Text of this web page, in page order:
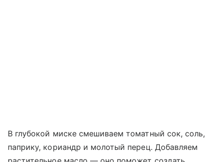
В глубокой миске смешиваем томатный сок, соль,
паприку, кориандр и молотый перец. Добавляем